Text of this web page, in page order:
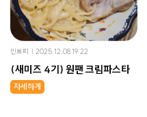
민쁘띠 2025.12.08 19:22
(새미즈 4기) 원팬 크림파스타
자세하게